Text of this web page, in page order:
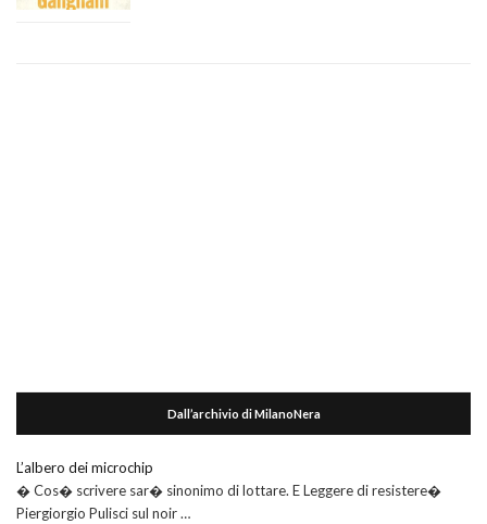
Dall’archivio di MilanoNera
L’albero dei microchip
� Cos� scrivere sar� sinonimo di lottare. E Leggere di resistere�
Piergiorgio Pulisci sul noir …